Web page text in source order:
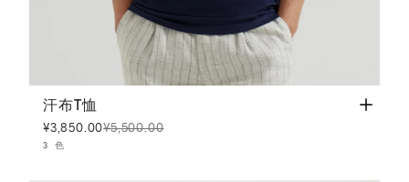
汗布T恤
汗布T恤
¥3,850.00¥5,500.00
3 色